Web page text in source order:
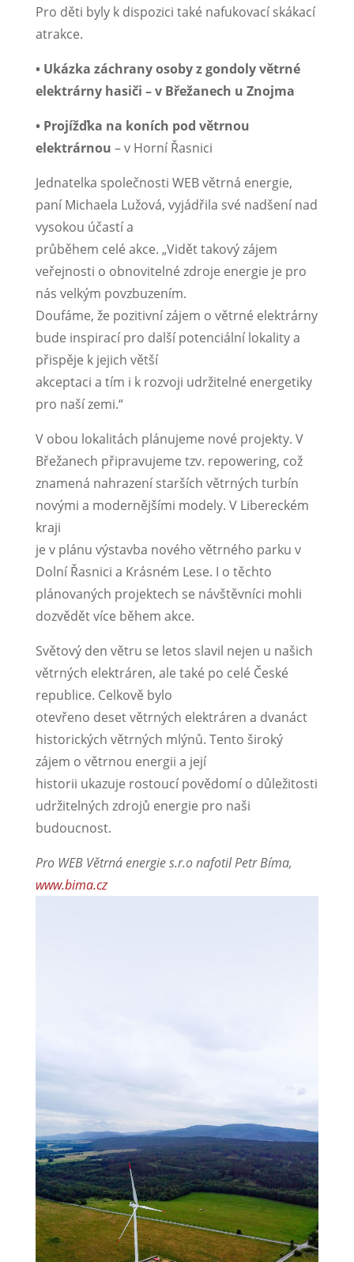
Pro děti byly k dispozici také nafukovací skákací
atrakce.
• Ukázka záchrany osoby z gondoly větrné
elektrárny hasiči – v Břežanech u Znojma
• Projížďka na koních pod větrnou
elektrárnou – v Horní Řasnici
Jednatelka společnosti WEB větrná energie,
paní Michaela Lužová, vyjádřila své nadšení nad
vysokou účastí a
průběhem celé akce. „Vidět takový zájem
veřejnosti o obnovitelné zdroje energie je pro
nás velkým povzbuzením.
Doufáme, že pozitivní zájem o větrné elektrárny
bude inspirací pro další potenciální lokality a
přispěje k jejich větší
akceptaci a tím i k rozvoji udržitelné energetiky
pro naší zemi.“
V obou lokalitách plánujeme nové projekty. V
Břežanech připravujeme tzv. repowering, což
znamená nahrazení starších větrných turbín
novými a modernějšími modely. V Libereckém
kraji
je v plánu výstavba nového větrného parku v
Dolní Řasnici a Krásném Lese. I o těchto
plánovaných projektech se návštěvníci mohli
dozvědět více během akce.
Světový den větru se letos slavil nejen u našich
větrných elektráren, ale také po celé České
republice. Celkově bylo
otevřeno deset větrných elektráren a dvanáct
historických větrných mlýnů. Tento široký
zájem o větrnou energii a její
historii ukazuje rostoucí povědomí o důležitosti
udržitelných zdrojů energie pro naši
budoucnost.
Pro WEB Větrná energie s.r.o nafotil Petr Bíma,
www.bima.cz